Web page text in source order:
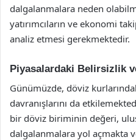
dalgalanmalara neden
yatırımcıların ve ekonomi
analiz etmesi gerekmektedir.
Piyasalardaki Belirsizlik ve
Günümüzde, döviz
davranışlarını da
bir döviz biriminin değeri,
dalgalanmalara yol açmakta